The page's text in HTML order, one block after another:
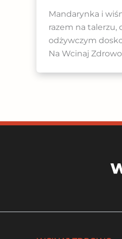
Mandarynka i
razem na
odżywczym
Na Wcinaj